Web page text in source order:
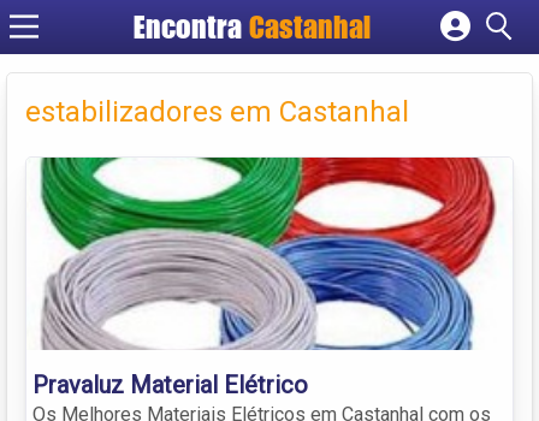
EncontraCastanhal
Cadastrar empresa
Criar conta
estabilizadores em Castanhal
Pravaluz Material Elétrico
Os Melhores Materiais Elétricos em Castanhal com os